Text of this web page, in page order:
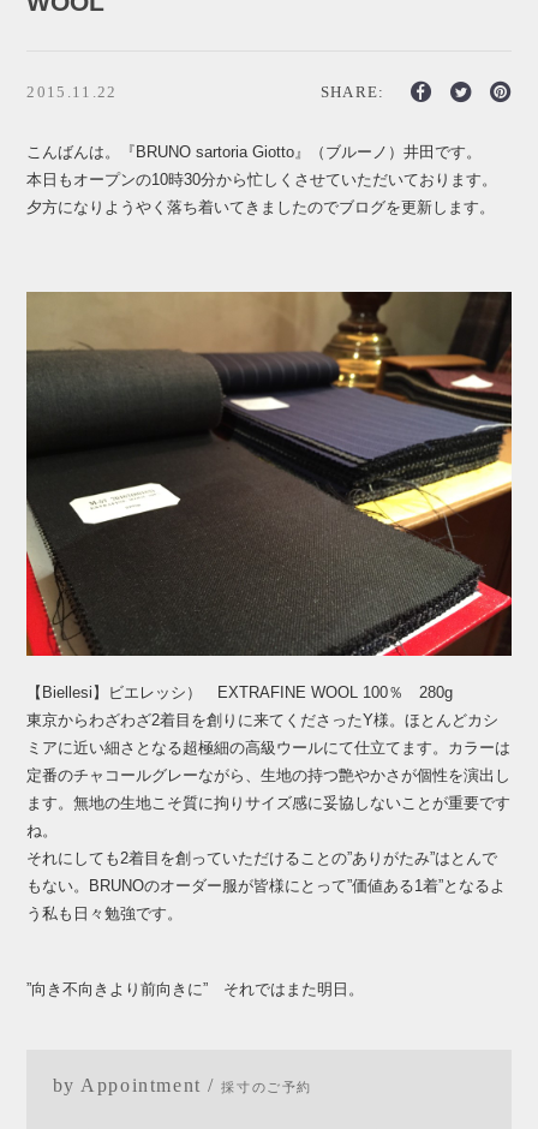
2015.11.22 SHARE:
こんばんは。『BRUNO sartoria Giotto』（ブルーノ）井田です。
本日もオープンの10時30分から忙しくさせていただいております。
夕方になりようやく落ち着いてきましたのでブログを更新します。
【Biellesi】ビエレッシ） EXTRAFINE WOOL 100％ 280g
東京からわざわざ2着目を創りに来てくださったY様。ほとんどカシ
ミアに近い細さとなる超極細の高級ウールにて仕立てます。カラーは
定番のチャコールグレーながら、生地の持つ艶やかさが個性を演出し
ます。無地の生地こそ質に拘りサイズ感に妥協しないことが重要です
ね。
それにしても2着目を創っていただけることの”ありがたみ”はとんで
もない。BRUNOのオーダー服が皆様にとって”価値ある1着”となるよ
う私も日々勉強です。
”向き不向きより前向きに” それではまた明日。
by Appointment /採寸のご予約